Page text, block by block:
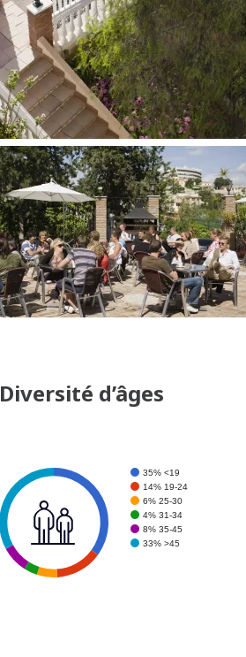
Diversité d’âges
35% <19
14% 19-24
6% 25-30
4% 31-34
8% 35-45
33% >45